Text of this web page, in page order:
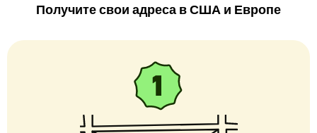
Получите свои адреса в США и Европе